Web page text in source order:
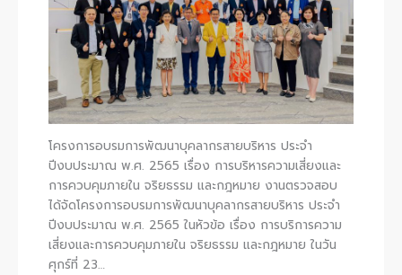
โครงการอบรมการพัฒนาบุคลากรสายบริหาร ประจำ
ปีงบประมาณ พ.ศ. 2565 เรื่อง การบริหารความเสี่ยงและ
การควบคุมภายใน จริยธรรม และกฎหมาย งานตรวจสอบ
ได้จัดโครงการอบรมการพัฒนาบุคลากรสายบริหาร ประจำ
ปีงบประมาณ พ.ศ. 2565 ในหัวข้อ เรื่อง การบริการความ
เสี่ยงและการควบคุมภายใน จริยธรรม และกฎหมาย ในวัน
ศุกร์ที่ 23…